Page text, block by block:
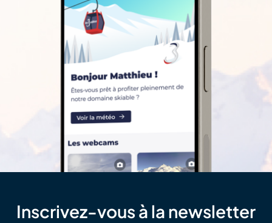
Inscrivez-vous à la newsletter